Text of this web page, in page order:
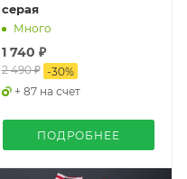
серая
Много
1 740 ₽
2 490 ₽ -30%
+ 87 на счет
ПОДРОБНЕЕ